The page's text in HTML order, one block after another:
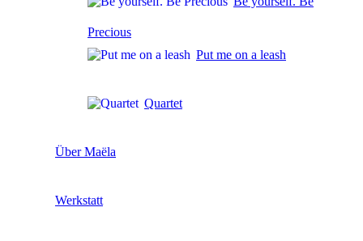
Precious
Put me on a leash
Quartet
Über Maëla
Werkstatt